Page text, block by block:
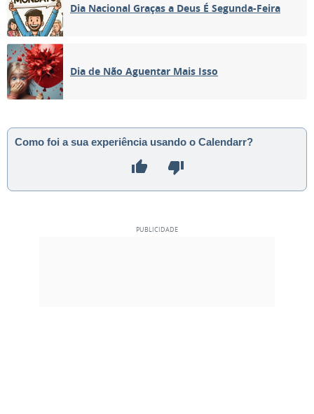
Dia Nacional Graças a Deus É Segunda-Feira
Dia de Não Aguentar Mais Isso
Como foi a sua experiência usando o Calendarr?